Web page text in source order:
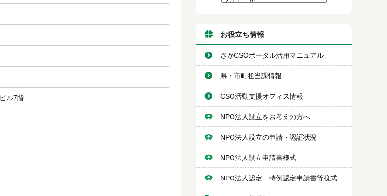
ル7階
お役立ち情報
さがCSOポータル活用マニュアル
県・市町担当課情報
CSO活動支援オフィス情報
NPO法人設立をお考えの方へ
NPO法人設立の申請・認証状況
NPO法人設立申請書様式
NPO法人認定・特例認定申請書等様式